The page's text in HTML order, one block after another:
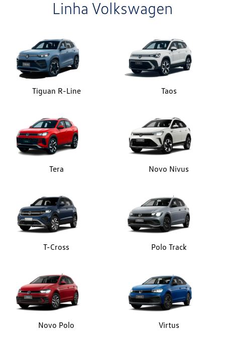
Linha Volkswagen
Tiguan R-Line Taos
Tera Novo Nivus
T-Cross Polo Track
Novo Polo Virtus